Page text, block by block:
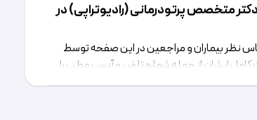
متخصص پرتودرمانی (رادیوتراپی) در
نظر بیماران و مراجعین در این صفحه توسط
کامل ایشان از جمله شماره تلفن و آدرس مطب را